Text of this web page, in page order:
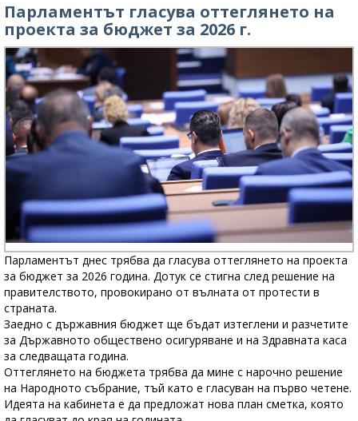
Парламентът гласува оттеглянето на
проекта за бюджет за 2026 г.
Парламентът днес трябва да гласува оттеглянето на проекта
за бюджет за 2026 година. Дотук се стигна след решение на
правителството, провокирано от вълната от протести в
страната.
Заедно с държавния бюджет ще бъдат изтеглени и разчетите
за Държавното обществено осигуряване и на Здравната каса
за следващата година.
Оттеглянето на бюджета трябва да мине с нарочно решение
на Народното събрание, тъй като е гласуван на първо четене.
Идеята на кабинета е да предложат нова план сметка, която